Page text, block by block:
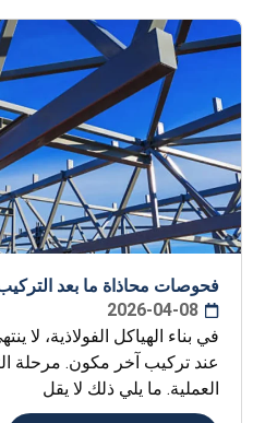
فحوصات محاذاة ما بعد التركيب
2026-04-08
في بناء الهياكل الفولاذية، لا
عند تركيب آخر مكون. مرحلة
العملية. ما يلي ذلك لا يقل